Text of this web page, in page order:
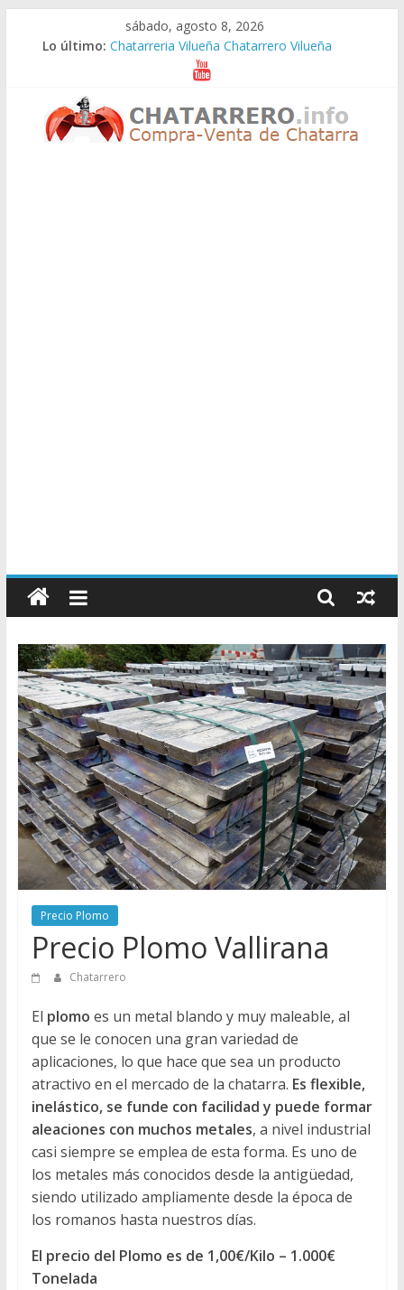
sábado, agosto 8, 2026
Lo último: Chatarreria Vilueña Chatarrero Vilueña
Chatarreria Zuera Chatarrero Zuera
Chatarreria Zaragoza Chatarrero Zaragoza
Chatarreria Zaida Chatarrero Zaida
Chatarreria Vistabella Chatarrero Vistabella
Chatarreros
–
Precio
de
Chatarra
Directorio
de
Chatarreros
para
vender
Chatarra
Precio Plomo
Precio Plomo Vallirana
Chatarrero
El plomo es un metal blando y muy maleable, al
que se le conocen una gran variedad de
aplicaciones, lo que hace que sea un producto
atractivo en el mercado de la chatarra. Es flexible,
inelástico, se funde con facilidad y puede formar
aleaciones con muchos metales, a nivel industrial
casi siempre se emplea de esta forma. Es uno de
los metales más conocidos desde la antigüedad,
siendo utilizado ampliamente desde la época de
los romanos hasta nuestros días.
El precio del Plomo es de 1,00€/Kilo – 1.000€
Tonelada